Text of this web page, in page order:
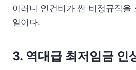
이러니 인건비가 싼 비정규직을
일이다.
3. 역대급 최저임금 인